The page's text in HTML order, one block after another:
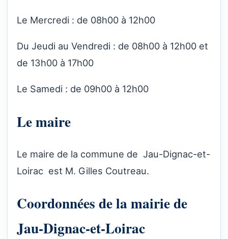
Le Mercredi : de 08h00 à 12h00
Du Jeudi au Vendredi : de 08h00 à 12h00 et
de 13h00 à 17h00
Le Samedi : de 09h00 à 12h00
Le maire
Le maire de la commune de Jau-Dignac-et-
Loirac est M. Gilles Coutreau.
Coordonnées de la mairie de
Jau-Dignac-et-Loirac